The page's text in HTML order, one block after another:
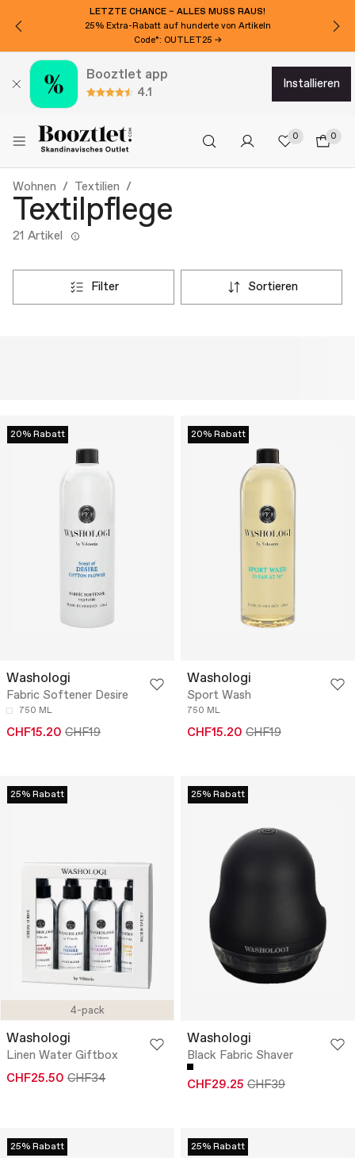
LETZTE CHANCE – ALLES MUSS RAUS!
25% Extra-Rabatt auf hunderte von Artikeln
Code*: OUTLET25 →
Booztlet app
4.1
installieren
0 0
Wohnen Textilien
Textilpflege
21 Artikel
filter sortieren
20% Rabatt
Washologi
Fabric Softener Desire
750 ML
CHF15.20 CHF19
20% Rabatt
Washologi
Sport Wash
750 ML
CHF15.20 CHF19
4-pack
25% Rabatt
Washologi
Linen Water Giftbox
CHF25.50 CHF34
25% Rabatt
Washologi
Black Fabric Shaver
CHF29.25 CHF39
25% Rabatt 25% Rabatt